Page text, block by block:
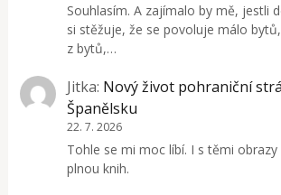
Souhlasím. A zajímalo by mě, jestli
si stěžuje, že se povoluje málo
z bytů,…
Jitka: Nový život pohraniční
Španělsku
22. 7. 2026
Tohle se mi moc líbí. I s těmi
plnou knih.